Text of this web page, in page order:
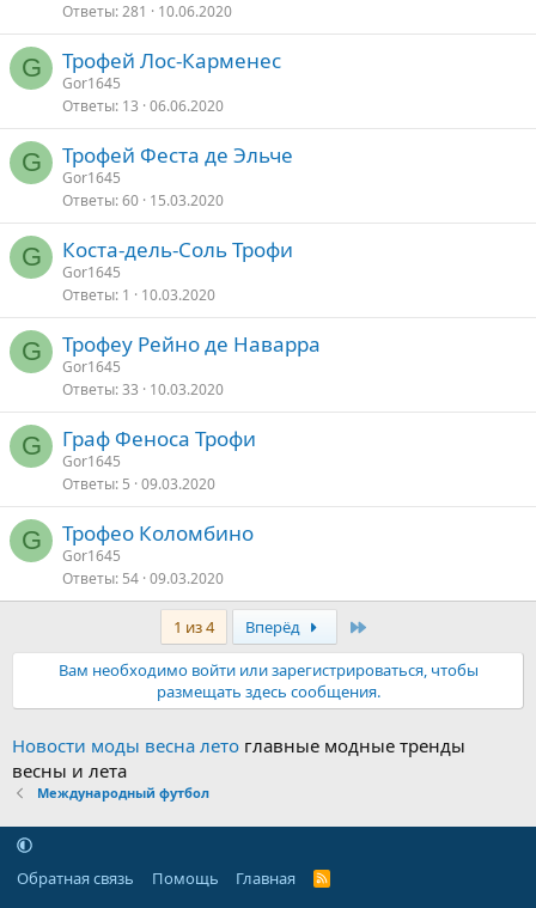
Ответы 281 10.06.2020
G Трофей Лос-Карменес
Gor1645
Ответы 13 06.06.2020
G Трофей Феста де Эльче
Gor1645
Ответы 60 15.03.2020
G Коста-дель-Соль Трофи
Gor1645
Ответы 1 10.03.2020
G Трофеу Рейно де Наварра
Gor1645
Ответы 33 10.03.2020
G Граф Феноса Трофи
Gor1645
Ответы 5 09.03.2020
G Трофео Коломбино
Gor1645
Ответы 54 09.03.2020
1 из 4 Вперёд
Вам необходимо войти или зарегистрироваться, чтобы
размещать здесь сообщения.
Новости моды весна лето главные модные тренды
весны и лета
Международный футбол
Обратная связь Помощь Главная
R